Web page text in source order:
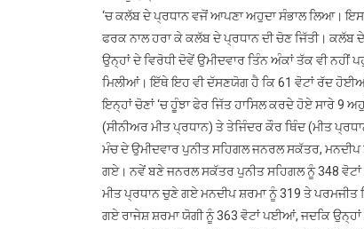
‘ਚ ਕਲੱਬ ਦੇ ਪ੍ਰਧਾਨ ਵਜੋਂ ਆਪਣਾ ਅਹੁਦਾ ਸੰਭਾਲ ਲਿਆ।
ਫਰਕ ਨਾਲ ਹਰਾ ਕੇ ਕਲੱਬ ਦੇ ਪ੍ਰਧਾਨ ਦੀ ਚੋਣ ਜਿੱਤੀ।
ਉਨ੍ਹਾਂ ਦੇ ਵਿਰੋਧੀ ਦੋਵੇਂ ਉਮੀਦਵਾਰ ਤਿੰਨ ਅੰਕਾਂ ਤੱਕ ਵੀ ਨਹੀਂ
ਮਿਲੀਆਂ। ਇੱਥੇ ਇਹ ਵੀ ਦੱਸਣਯੋਗ ਹੈ ਕਿ 61 ਵੋਟਾਂ ਰੱਦ
ਇਨ੍ਹਾਂ ਚੋਣਾਂ ‘ਚ ਹੂੰਝਾ ਫੇਰ ਜਿੱਤ ਹਾਸਿਲ ਕਰਦੇ ਹੋਏ ਸਾਰੇ 9
(ਸੀਨੀਅਰ ਮੀਤ ਪ੍ਰਧਾਨ) ਤੇ ਤੇਜਿੰਦਰ ਕੌਰ ਥਿੰਦ (ਮੀਤ
ਮੰਚ ਦੇ ਉਮੀਦਵਾਰ ਪੁਨੀਤ ਸਹਿਗਲ ਜਨਰਲ ਸਕੱਤਰ,
ਗਏ। ਨਵੇਂ ਬਣੇ ਜਨਰਲ ਸਕੱਤਰ ਪੁਨੀਤ ਸਹਿਗਲ ਨੂੰ 348
ਮੀਤ ਪ੍ਰਧਾਨ ਚੁਣੇ ਗਏ ਮਨਦੀਪ ਸ਼ਰਮਾ ਨੂੰ 319 ਤੇ
ਗਏ ਰਾਜੇਸ਼ ਸ਼ਰਮਾ ਯੋਗੀ ਨੂੰ 363 ਵੋਟਾਂ ਪਈਆਂ, ਜਦਕਿ